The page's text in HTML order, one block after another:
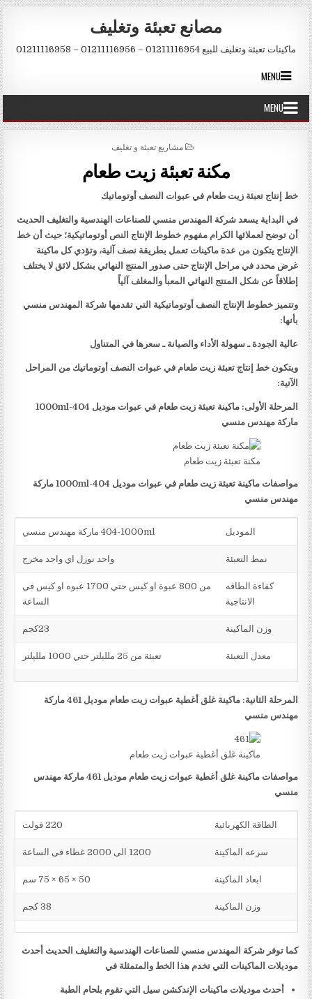
Skip to content
مصانع تعبئة وتغليف
ماكينات تعبئة وتغليف للبيع 01211116954 – 01211116956 – 01211116958
MENU
MENU
POSTED IN
مشاريع تعبئة و تغليف
مكنة تعبئة زيت طعام
خط إنتاج تعبئة زيت طعام في عبوات النصف أوتوماتيك
في البداية يسعد شركة المهندس منسي للصناعات الهندسية والتغليف الحديث
أن توضح لعملائها الكرام مفهوم خطوط الإنتاج النص أوتوماتيكية؛ حيث أن خط
الإنتاج يتكون من عدة ماكينات تعمل بطريقة نصف آلية، وتؤدي كل ماكينة
غرض محدد في مراحل الإنتاج حتى صدور المنتج النهائي بشكل لائق لا يختلف
إطلاقاً عن شكل المنتج النهائي المعبأ والمغلف آلياً
وتتميز خطوط الإنتاج النصف أوتوماتيكية التي تقدمها شركة المهندس منسي
بأنها:
عالية الجودة ـ سهولة الأداء والصيانة ـ سعرها في المتناول
ويتكون خط إنتاج تعبئة زيت طعام في عبوات النصف أوتوماتيك من المراحل
الآتية:
المرحلة الأولى: ماكينة تعبئة زيت طعام في عبوات موديل 404-1000ml
ماركة مهندس منسي
مكنة تعبئة زيت طعام
مواصفات ماكينة تعبئة زيت طعام في عبوات موديل 404-1000ml
ماركة
مهندس منسي
الموديل 404-1000ml ماركة مهندس منسي
نمط التعبئة واحد نوزل اي واحد مخرج
كفاءة الطاقه
الانتاجية
من 800 عبوة او كيس حتي 1700 عبوه او كيس في
الساعة
وزن الماكينة
معدل التعبئة تعبئة من 25 ملليلتر حتي 1000 ملليلتر
المرحلة الثانية: ماكينة غلق أغطية عبوات زيت طعام موديل 461 ماركة
مهندس منسي
ماكينة غلق أغطية عبوات زيت طعام
مواصفات ماكينة غلق أغطية عبوات زيت طعام موديل 461 ماركة مهندس
منسي
الطاقة الكهربائية 220 فولت
سرعه الماكينة 1200 الى 2000 غطاء فى الساعة
ابعاد الماكينة 50 × 65 × 75 سم
وزن الماكينة 38 كجم
كما توفر شركة المهندس منسي للصناعات الهندسية والتغليف الحديث أحدث
موديلات الماكينات التي تخدم هذا الخط والمتمثلة في
أحدث موديلات ماكينات الإندكشن سيل التي تقوم بلحام الطبة